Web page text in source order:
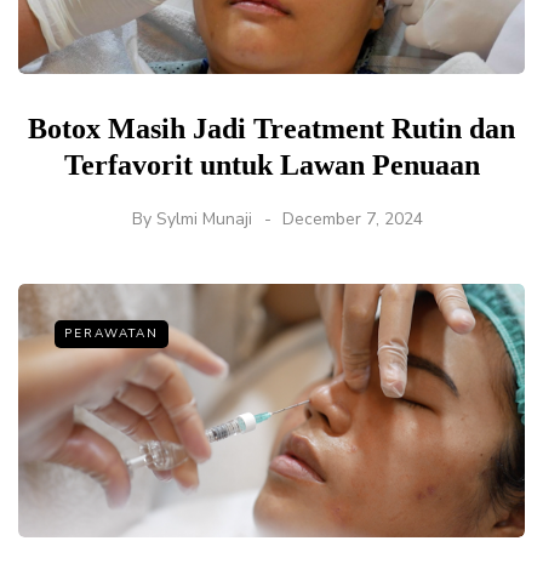
Botox Masih Jadi Treatment Rutin dan
Terfavorit untuk Lawan Penuaan
By Sylmi Munaji December 7, 2024
PERAWATAN